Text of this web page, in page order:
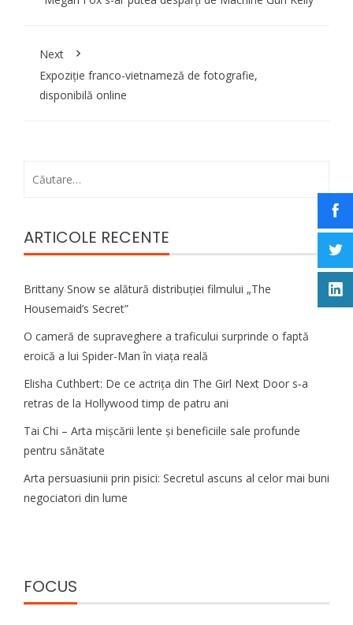
Next
Expoziție franco-vietnameză de fotografie,
disponibilă online
ARTICOLE RECENTE
Brittany Snow se alătură distribuției filmului „The
Housemaid’s Secret”
O cameră de supraveghere a traficului surprinde o faptă
eroică a lui Spider-Man în viața reală
Elisha Cuthbert: De ce actrița din The Girl Next Door s‑a
retras de la Hollywood timp de patru ani
Tai Chi – Arta mișcării lente și beneficiile sale profunde
pentru sănătate
Arta persuasiunii prin pisici: Secretul ascuns al celor mai buni
negociatori din lume
FOCUS